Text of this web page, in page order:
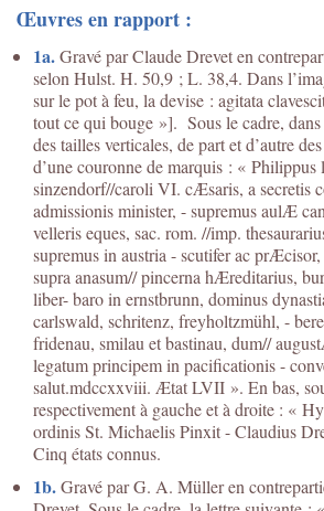
Œuvres en rapport :
1a.Gravé par Claude Drevet en
selon Hulst. H. 50,9 ; L. 38,4. Dans
sur le pot à feu, la devise : agitata
tout ce qui bouge »]. Sous le cadre,
des tailles verticales, de part et d’autre
d’une couronne de marquis : « Philippus
sinzendorf//caroli VI. cÆsaris, a secretis
admissionis minister, - supremus aulÆ
velleris eques, sac. rom. //imp.
supremus in austria - scutifer ac
supra anasum// pincerna hÆreditarius,
liber- baro in ernstbrunn, dominus
carlswald, schritenz, freyholtzmühl, -
fridenau, smilau et bastinau, dum//
legatum principem in pacificationis -
salut.mdccxxviii. Ætat LVII ». En bas,
respectivement à gauche et à droite : «
ordinis St. Michaelis Pinxit - Claudius
Cinq états connus.
1b.Gravé par G. A. Müller en